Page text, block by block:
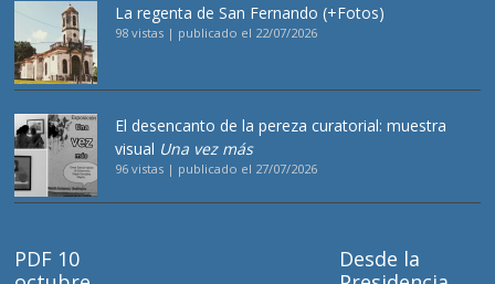
La regenta de San Fernando (+Fotos)
98 vistas | publicado el 22/07/2026
El desencanto de la pereza curatorial: muestra
visual Una vez más
96 vistas | publicado el 27/07/2026
PDF 10
Desde la